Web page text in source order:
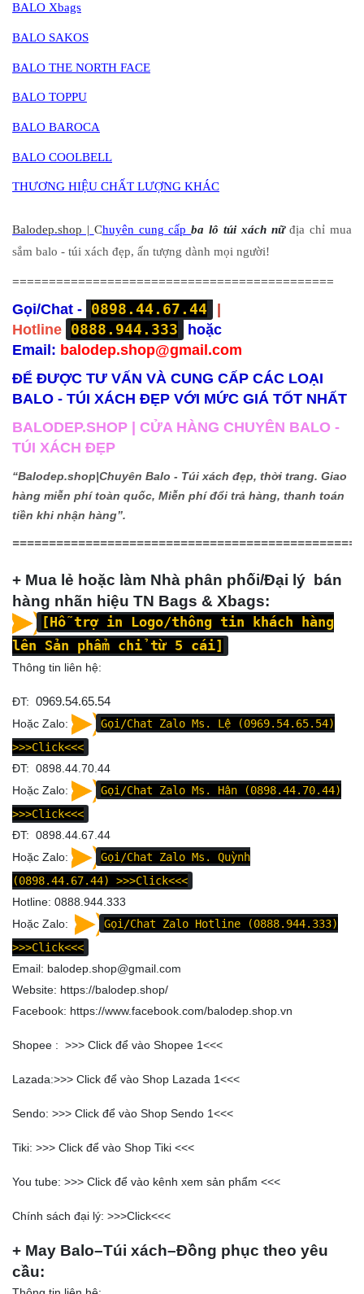
BALO Xbags
BALO SAKOS
BALO THE NORTH FACE
BALO TOPPU
BALO BAROCA
BALO COOLBELL
THƯƠNG HIỆU CHẤT LƯỢNG KHÁC
Balodep.shop | Chuyên cung cấp ba lô túi xách nữđịa chỉ mua
sắm balo - túi xách đẹp, ấn tượng dành mọi người!
============================================
Gọi/Chat - 0898.44.67.44
|
Hotline 0888.944.333
hoặc
Email: balodep.shop@gmail.com
ĐỂ ĐƯỢC TƯ VẤN VÀ CUNG CẤP CÁC LOẠI
BALO - TÚI XÁCH ĐẸP VỚI MỨC GIÁ TỐT NHẤT
BALODEP.SHOP | CỬA HÀNG CHUYÊN BALO -
TÚI XÁCH ĐẸP
“Balodep.shop|Chuyên Balo - Túi xách đẹp, thời trang. Giao
hàng miễn phí toàn quốc, Miễn phí đổi trả hàng, thanh toán
tiền khi nhận hàng”.
+ Mua lẻ hoặc làm Nhà phân phối/Đại lý bán
hàng nhãn hiệu TN Bags & Xbags:
[Hỗ trợ in Logo/thông tin khách hàng
lên Sản phẩm chỉ từ 5 cái]
Thông tin liên hệ:
ĐT: 0969.54.65.54
Hoặc Zalo:
Gọi/Chat Zalo Ms. Lệ (0969.54.65.54)
>>>Click<<<
ĐT: 0898.44.70.44
Hoặc Zalo:
Gọi/Chat Zalo Ms. Hân (0898.44.70.44)
>>>Click<<<
ĐT: 0898.44.67.44
Hoặc Zalo:
Gọi/Chat Zalo Ms. Quỳnh
(0898.44.67.44)
>>>Click<<<
Hotline: 0888.944.333
Hoặc Zalo:
Gọi/Chat Zalo Hotline (0888.944.333)
>>>Click<<<
Email: balodep.shop@gmail.com
Website: https://balodep.shop/
Facebook: https://www.facebook.com/balodep.shop.vn
Shopee : >>> Click để vào Shopee 1<<<
Lazada:>>> Click để vào Shop Lazada 1<<<
Sendo: >>> Click để vào Shop Sendo 1<<<
Tiki: >>> Click để vào Shop Tiki <<<
You tube: >>> Click để vào kênh xem sản phẩm <<<
Chính sách đại lý: >>>Click<<<
+ May Balo–Túi xách–Đồng phục theo yêu
cầu: